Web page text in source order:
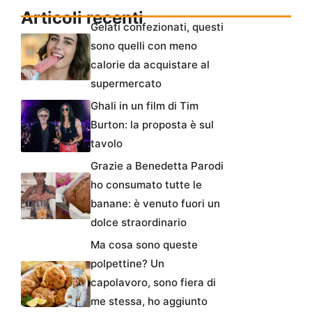
Articoli recentiGelati confezionati, questi
sono quelli con meno
calorie da acquistare al
supermercato
Ghali in un film di Tim
Burton: la proposta è sul
tavolo
Grazie a Benedetta Parodi
ho consumato tutte le
banane: è venuto fuori un
dolce straordinario
Ma cosa sono queste
polpettine? Un
capolavoro, sono fiera di
me stessa, ho aggiunto